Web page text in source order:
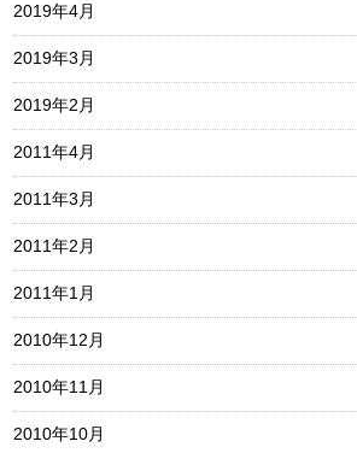
2019年4月
2019年3月
2019年2月
2011年4月
2011年3月
2011年2月
2011年1月
2010年12月
2010年11月
2010年10月